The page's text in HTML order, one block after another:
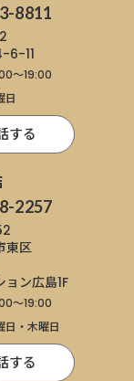
8811
6-11
～19:00
日
する
2257
東区
ョン広島1F
～19:00
日・木曜日
する